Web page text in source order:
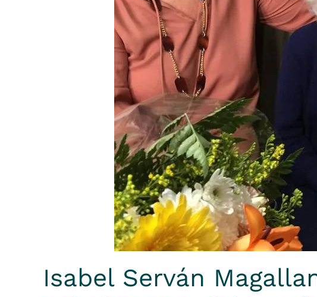
Isabel Serván